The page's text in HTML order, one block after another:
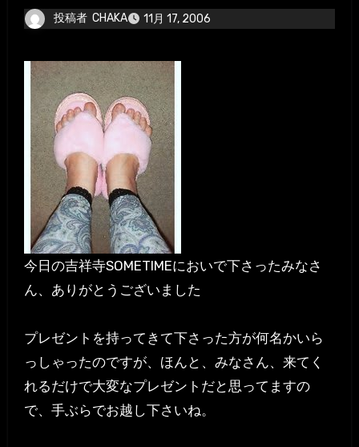
投稿者 CHAKA 11月 17, 2006
今日の吉祥寺SOMETIMEにおいで下さったみなさ
ん、ありがとうございました
プレゼントを持ってきて下さった方が何名かいら
っしゃったのですが、ほんと、みなさん、来てく
れるだけで大変なプレゼントだと思ってますの
で、手ぶらでお越し下さいね。